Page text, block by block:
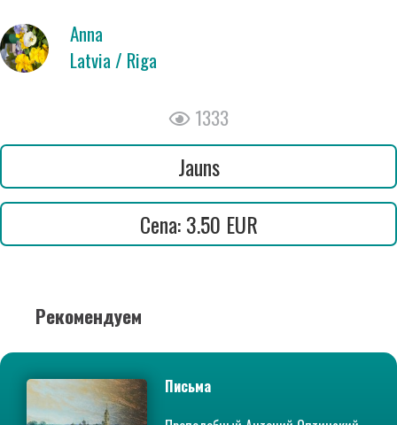
Anna
Latvia / Riga
1333
Jauns
Cena: 3.50 EUR
Рекомендуем
Письма